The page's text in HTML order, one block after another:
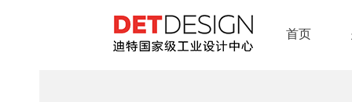
首页